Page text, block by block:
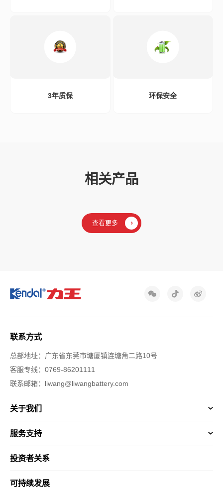
3年质保 环保安全
相关产品
查看更多
联系方式
总部地址：广东省东莞市塘厦镇连塘角二路10号
客服专线：0769-86201111
联系邮箱：liwang@liwangbattery.com
关于我们
服务支持
投资者关系
可持续发展